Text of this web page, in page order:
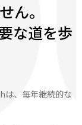
ん。
な道を歩
は、毎年継続的な